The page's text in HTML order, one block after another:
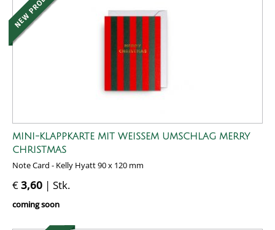
MINI-KLAPPKARTE MIT WEISSEM UMSCHLAG MERRY C
HRISTMAS
Note Card - Kelly Hyatt 90 x 120 mm
€3,60 | Stk.
coming soon